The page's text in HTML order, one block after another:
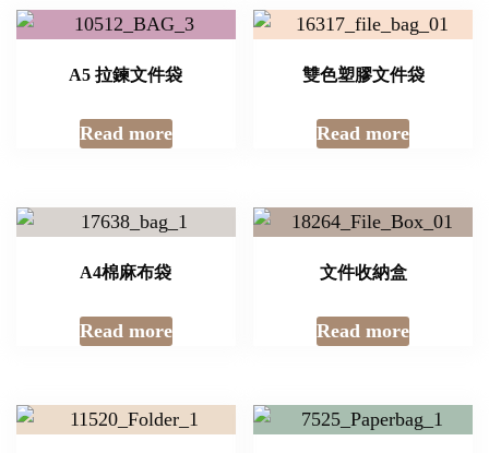
A5 拉鍊文件袋
Read more
雙色塑膠文件袋
Read more
A4棉麻布袋
Read more
文件收納盒
Read more